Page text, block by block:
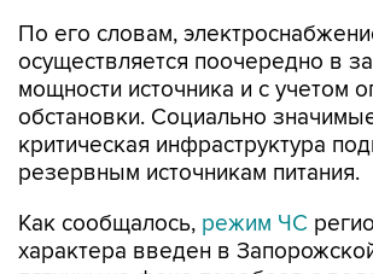
По его словам,
осуществляется поочередно в
мощности источника и с учетом
обстановки. Социально
критическая инфраструктура
резервным источникам питания.
Как сообщалось, режим ЧС
характера введен в